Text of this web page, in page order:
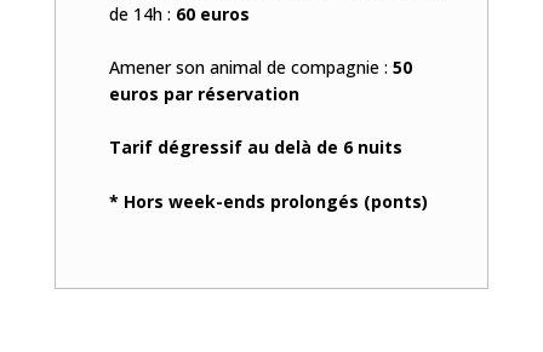
de 14h : 60 euros
Amener son animal de compagnie : 50
euros par réservation
Tarif dégressif au delà de 6 nuits
* Hors week-ends prolongés (ponts)